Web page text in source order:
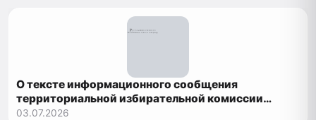
О тексте информационного сообщения
территориальной избирательной комиссии
Рутульского района о приеме документов
03.07.2026